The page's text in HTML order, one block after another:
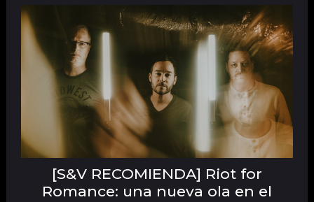
[S&V RECOMIENDA] Riot for
Romance: una nueva ola en el